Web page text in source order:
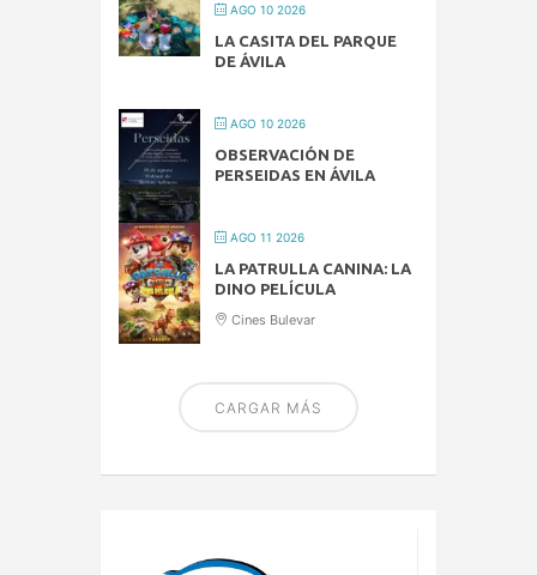
AGO 10 2026
LA CASITA DEL PARQUE
DE ÁVILA
AGO 10 2026
OBSERVACIÓN DE
PERSEIDAS EN ÁVILA
AGO 11 2026
LA PATRULLA CANINA: LA
DINO PELÍCULA
Cines Bulevar
CARGAR MÁS